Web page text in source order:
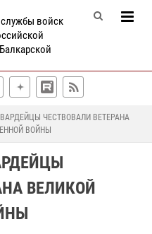
войск
ЧЕСТВОВАЛИ ВЕТЕРАНА
ВОЙНЫ
ВЕЛИКОЙ